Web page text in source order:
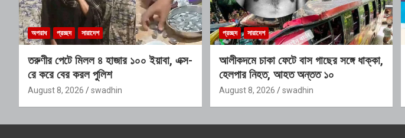
অপরাধ প্রচ্ছদ সারাদেশ
তরুণীর পেটে মিলল ৪ হাজার ১০০ ইয়াবা, এক্স-
রে করে বের করল পুলিশ
August 8, 2026 swadhin
প্রচ্ছদ সারাদেশ
আলীকদমে চাকা ফেটে বাস গাছের সঙ্গে ধাক্কা,
হেলপার নিহত, আহত অন্তত ১০
August 8, 2026 swadhin